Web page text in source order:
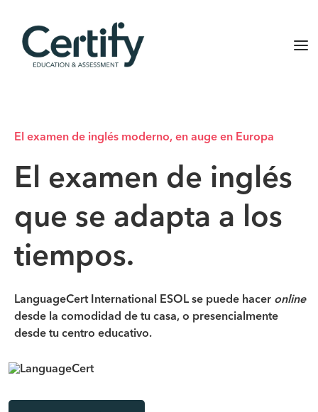
El examen de inglés moderno, en auge en Europa
El examen de inglés
que se adapta a los
tiempos.
LanguageCert International ESOL se puede hacer online
desde la comodidad de tu casa, o presencialmente
desde tu centro educativo.